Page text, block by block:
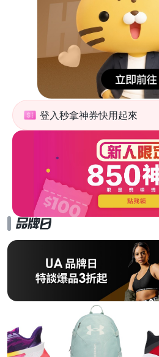
登入秒拿神券快用起來